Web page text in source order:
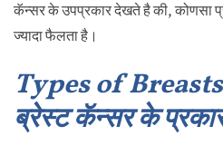
कॅन्सर के उपप्रकार देखते है की, कोणसा
ज्यादा फैलता है।
Types of
ब्रेस्ट कॅन्सर के